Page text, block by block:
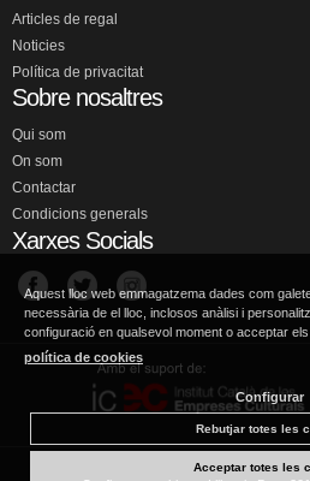
Articles de regal
Noticies
Política de privacitat
Sobre nosaltres
Qui som
On som
Contactar
Condicions generals
Xarxes Socials
Aquest lloc web emmagatzema dades com
necessària de el lloc, inclosos anàlisi i
configuració en qualsevol moment o acceptar
política de cookies
Configurar
Rebutjar totes les
Acceptar totes les